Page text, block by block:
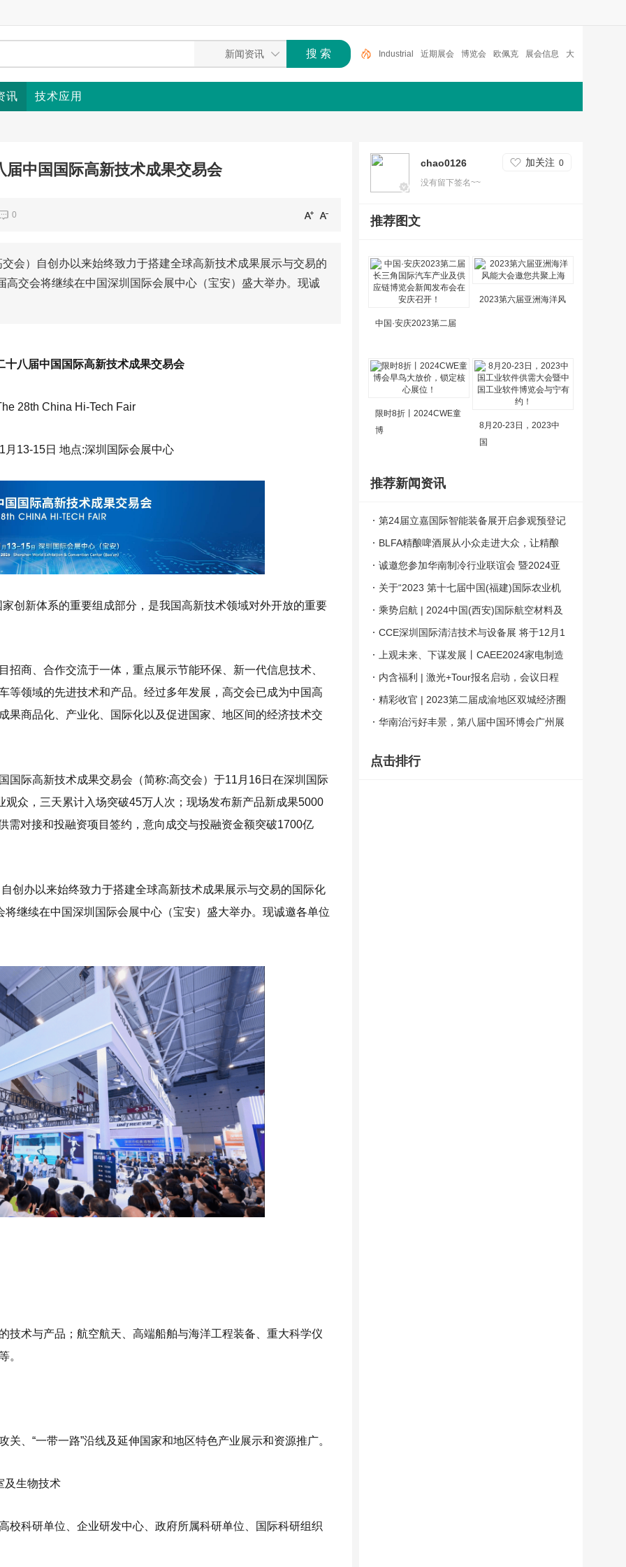
近期展会 博览会 欧佩克 展会信息 大型展会 E
quinor 展览会 2026 2025 Industrial
讯 技术应用
届中国国际高新技术成果交易会
0
会）自创办以来始终致力于搭建全球高新技术成果展示与交易的
交会将继续在中国深圳国际会展中心（宝安）盛大举办。现诚
十八届中国国际高新技术成果交易会
28th China Hi-Tech Fair
月13-15日 地点:深圳国际会展中心
创新体系的重要组成部分，是我国高新技术领域对外开放的重要
商、合作交流于一体，重点展示节能环保、新一代信息技术、
等领域的先进技术和产品。经过多年发展，高交会已成为中国高
果商品化、产业化、国际化以及促进国家、地区间的经济技术交
国际高新技术成果交易会（简称:高交会）于11月16日在深圳国际
众，三天累计入场突破45万人次；现场发布新产品新成果5000
需对接和投融资项目签约，意向成交与投融资金额突破1700亿
创办以来始终致力于搭建全球高新技术成果展示与交易的国际化
继续在中国深圳国际会展中心（宝安）盛大举办。现诚邀各单位
技术与产品；航空航天、高端船舶与海洋工程装备、重大科学仪
。
、“一带一路”沿线及延伸国家和地区特色产业展示和资源推广。
及生物技术
校科研单位、企业研发中心、政府所属科研单位、国际科研组织
chao0126 加关注 0
没有留下签名~~
推荐图文
中国·安庆2023第二届
2023第六届亚洲海洋风
限时8折丨2024CWE童
博
8月20-23日，2023中
国
推荐新闻资讯
第24届立嘉国际智能装备展开启参观预登记
抢先预见数智机遇！
BLFA精酿啤酒展从小众走进大众，让精酿
啤酒成为啤酒行业的“黄金赛道”
诚邀您参加华南制冷行业联谊会 暨2024亚
太（深圳）国际制冷展览会新闻发布会
关于“2023 第十七届中国(福建)国际农业机
械博览会” 召开时间定档通知
乘势启航 | 2024中国(西安)国际航空材料及
装备制造展览会正式启动
CCE深圳国际清洁技术与设备展 将于12月1
4-16日在深圳开幕
上观未来、下谋发展丨CAEE2024家电制造
业供应链展览会招商全面启动
内含福利 | 激光+Tour报名启动，会议日程
大公开！
精彩收官 | 2023第二届成渝地区双城经济圈
制造业博览会在蓉圆满闭幕
华南治污好丰景，第八届中国环博会广州展
点击排行